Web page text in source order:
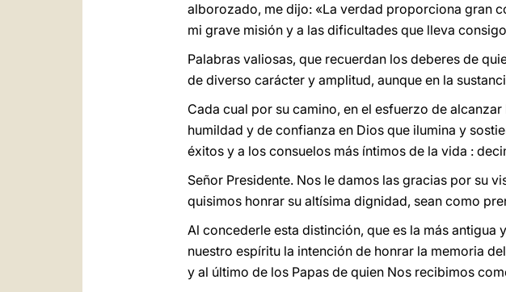
alborozado, me dijo: «La verdad proporciona gran
mi grave misión y a las dificultades que lleva
Palabras valiosas, que recuerdan los deberes de
de diverso carácter y amplitud, aunque en la
Cada cual por su camino, en el esfuerzo de
humildad y de confianza en Dios que ilumina y
éxitos y a los consuelos más íntimos de la vida :
Señor Presidente. Nos le damos las gracias por su
quisimos honrar su altísima dignidad, sean como
Al concederle esta distinción, que es la más antigua
nuestro espíritu la intención de honrar la memoria
y al último de los Papas de quien Nos recibimos